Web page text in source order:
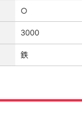
○
3000
鉄